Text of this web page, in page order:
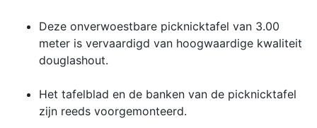
Deze onverwoestbare picknicktafel van 3.00
meter is vervaardigd van hoogwaardige kwaliteit
douglashout.
Het tafelblad en de banken van de picknicktafel
zijn reeds voorgemonteerd.